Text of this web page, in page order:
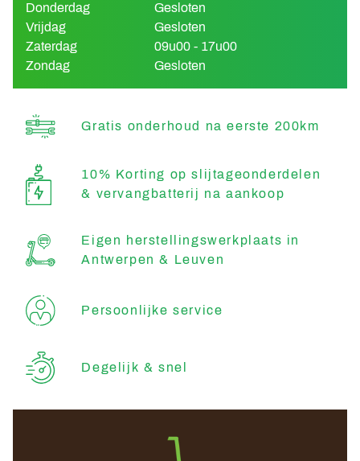
Donderdag
Gesloten
Vrijdag
Gesloten
Zaterdag
09u00 - 17u00
Zondag
Gesloten
Gratis onderhoud na eerste 200km
10% Korting op slijtageonderdelen
& vervangbatterij na aankoop
Eigen herstellingswerkplaats in
Antwerpen & Leuven
Persoonlijke service
Degelijk & snel